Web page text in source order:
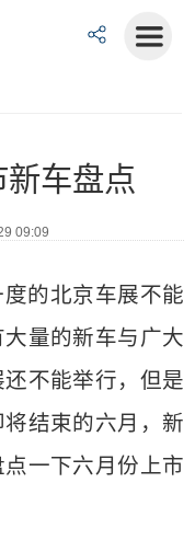
车盘点
09:09
的北京车展不能
量的新车与广大
不能举行，但是
结束的六月，新
一下六月份上市